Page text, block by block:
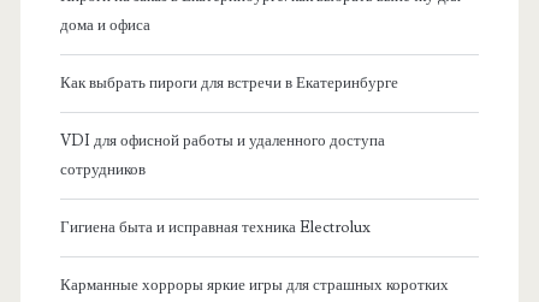
дома и офиса
Как выбрать пироги для встречи в Екатеринбурге
VDI для офисной работы и удаленного доступа
сотрудников
Гигиена быта и исправная техника Electrolux
Карманные хорроры яркие игры для страшных коротких